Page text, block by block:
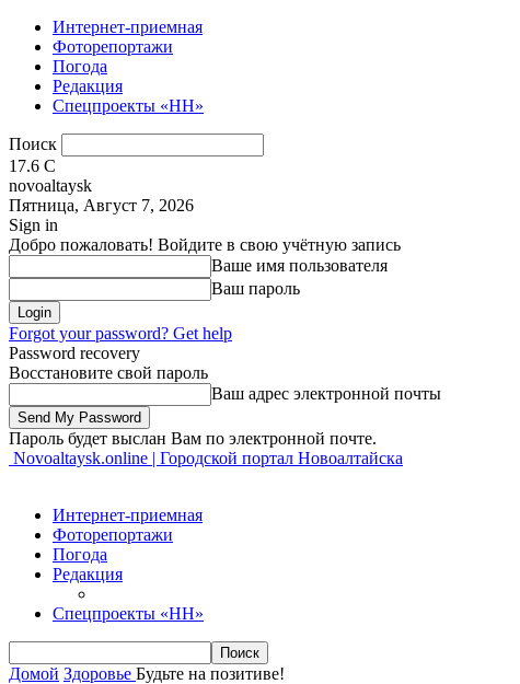
Интернет-приемная
Фоторепортажи
Погода
Редакция
Спецпроекты «НН»
Поиск
17.6 C
novoaltaysk
Пятница, Август 7, 2026
Sign in
Добро пожаловать! Войдите в свою учётную запись
Ваше имя пользователя
Ваш пароль
Forgot your password? Get help
Password recovery
Восстановите свой пароль
Ваш адрес электронной почты
Пароль будет выслан Вам по электронной почте.
Novoaltaysk.online | Городской портал Новоалтайска
Интернет-приемная
Фоторепортажи
Погода
Редакция
Спецпроекты «НН»
Домой Здоровье Будьте на позитиве!